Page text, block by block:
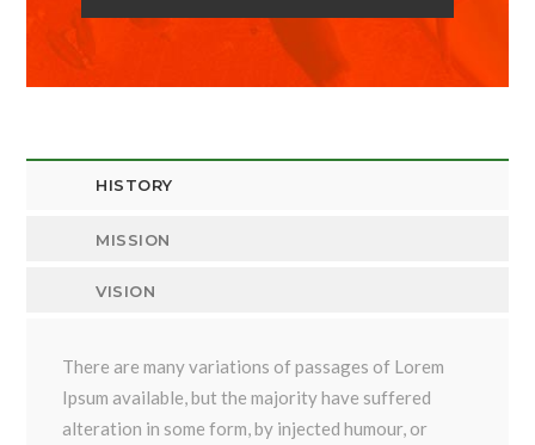
HISTORY
MISSION
VISION
There are many variations of passages of Lorem
Ipsum available, but the majority have suffered
alteration in some form, by injected humour, or